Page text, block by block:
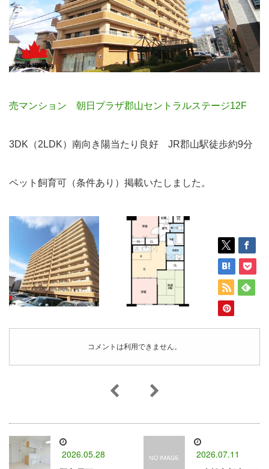
売マンション 朝日プラザ郡山セントラルステージ12F
3DK（2LDK）南向き陽当たり良好 JR郡山駅徒歩約9分
ペット飼育可（条件あり）掲載いたしました。
コメントは利用できません。
2026.05.28 2026.07.11